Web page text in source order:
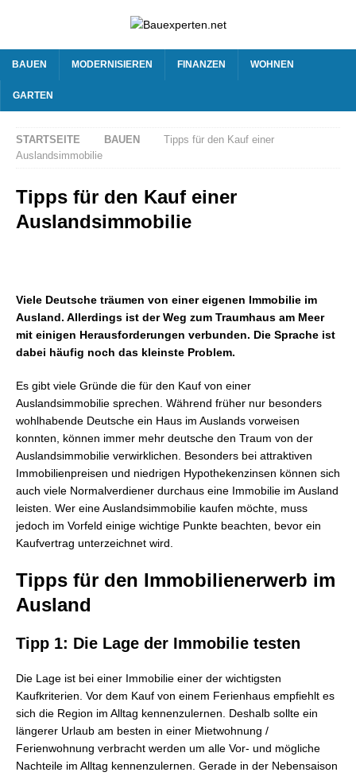
BAUEN MODERNISIEREN FINANZEN WOHNEN
GARTEN
STARTSEITE BAUEN
Tipps für den Kauf einer
Auslandsimmobilie
Tipps für den Kauf einer
Auslandsimmobilie
Viele Deutsche träumen von einer eigenen Immobilie im
Ausland. Allerdings ist der Weg zum Traumhaus am Meer
mit einigen Herausforderungen verbunden. Die Sprache ist
dabei häufig noch das kleinste Problem.
Es gibt viele Gründe die für den Kauf von einer
Auslandsimmobilie sprechen. Während früher nur besonders
wohlhabende Deutsche ein Haus im Auslands vorweisen
konnten, können immer mehr deutsche den Traum von der
Auslandsimmobilie verwirklichen. Besonders bei attraktiven
Immobilienpreisen und niedrigen Hypothekenzinsen können sich
auch viele Normalverdiener durchaus eine Immobilie im Ausland
leisten. Wer eine Auslandsimmobilie kaufen möchte, muss
jedoch im Vorfeld einige wichtige Punkte beachten, bevor ein
Kaufvertrag unterzeichnet wird.
Tipps für den Immobilienerwerb im
Ausland
Tipp 1: Die Lage der Immobilie testen
Die Lage ist bei einer Immobilie einer der wichtigsten
Kaufkriterien. Vor dem Kauf von einem Ferienhaus empfiehlt es
sich die Region im Alltag kennenzulernen. Deshalb sollte ein
längerer Urlaub am besten in einer Mietwohnung /
Ferienwohnung verbracht werden um alle Vor- und mögliche
Nachteile im Alltag kennenzulernen. Gerade in der Nebensaison